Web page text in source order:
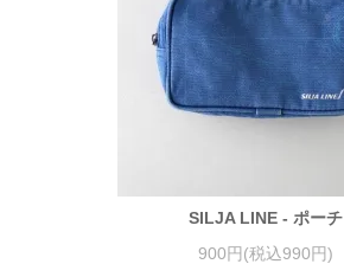
SILJA LINE - ポーチ
900円(税込990円)